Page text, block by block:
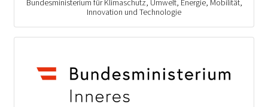
Bundesministerium für Klimaschutz, Umwelt, Energie, Mobilität,
Innovation und Technologie